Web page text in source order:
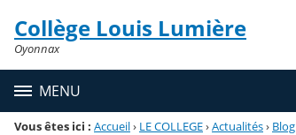
Menu de la rubrique
Contenu
Collège Louis Lumière
Oyonnax
MENU
Vous êtes ici : Accueil› LE COLLEGE›Actualités› Blog